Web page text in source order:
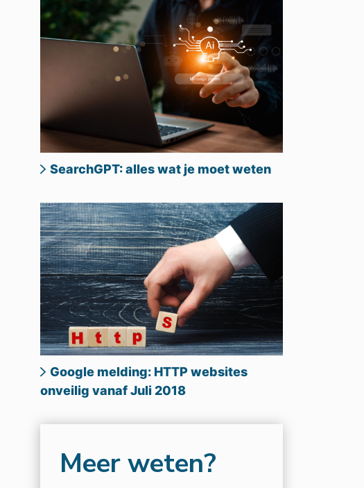
SearchGPT: alles wat je moet weten
Google melding: HTTP websites
onveilig vanaf Juli 2018
Meer weten?